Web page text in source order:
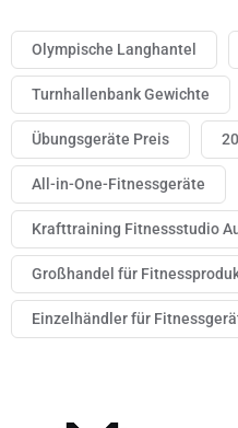
Olympische Langhantel
Turnhallenbank Gewichte
Übungsgeräte Preis
All-in-One-Fitnessgeräte
Krafttraining Fitnessstudio
Großhandel für
Einzelhändler für